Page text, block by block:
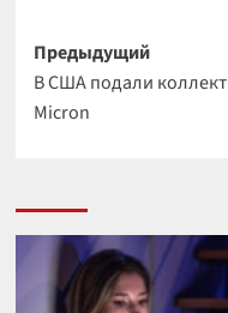
Навигация
записи
Предыдущий
В США подали
Micron